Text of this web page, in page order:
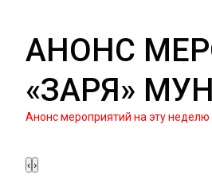
АНОНС
«ЗАРЯ»
Анонс мероприятий на эту
‹ ›